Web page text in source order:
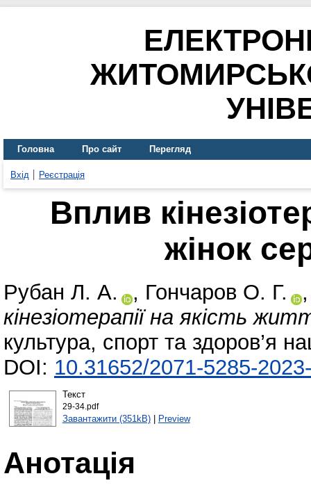
Головна Про сайт Перегляд
Вхід Реєстрація
Вплив
жінок
Рубан Л. А. , Гончаров О. Г.
кінезіотерапії на якість
культура, спорт та здоров’я
DOI: 10.31652/2071-5285-
Текст
29-34.pdf
Завантажити (351kB)| Preview
Анотація